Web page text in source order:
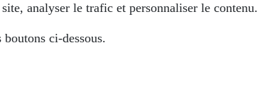
mardi août 12, 2025
analyser le trafic et personnaliser le contenu.
ci-dessous.